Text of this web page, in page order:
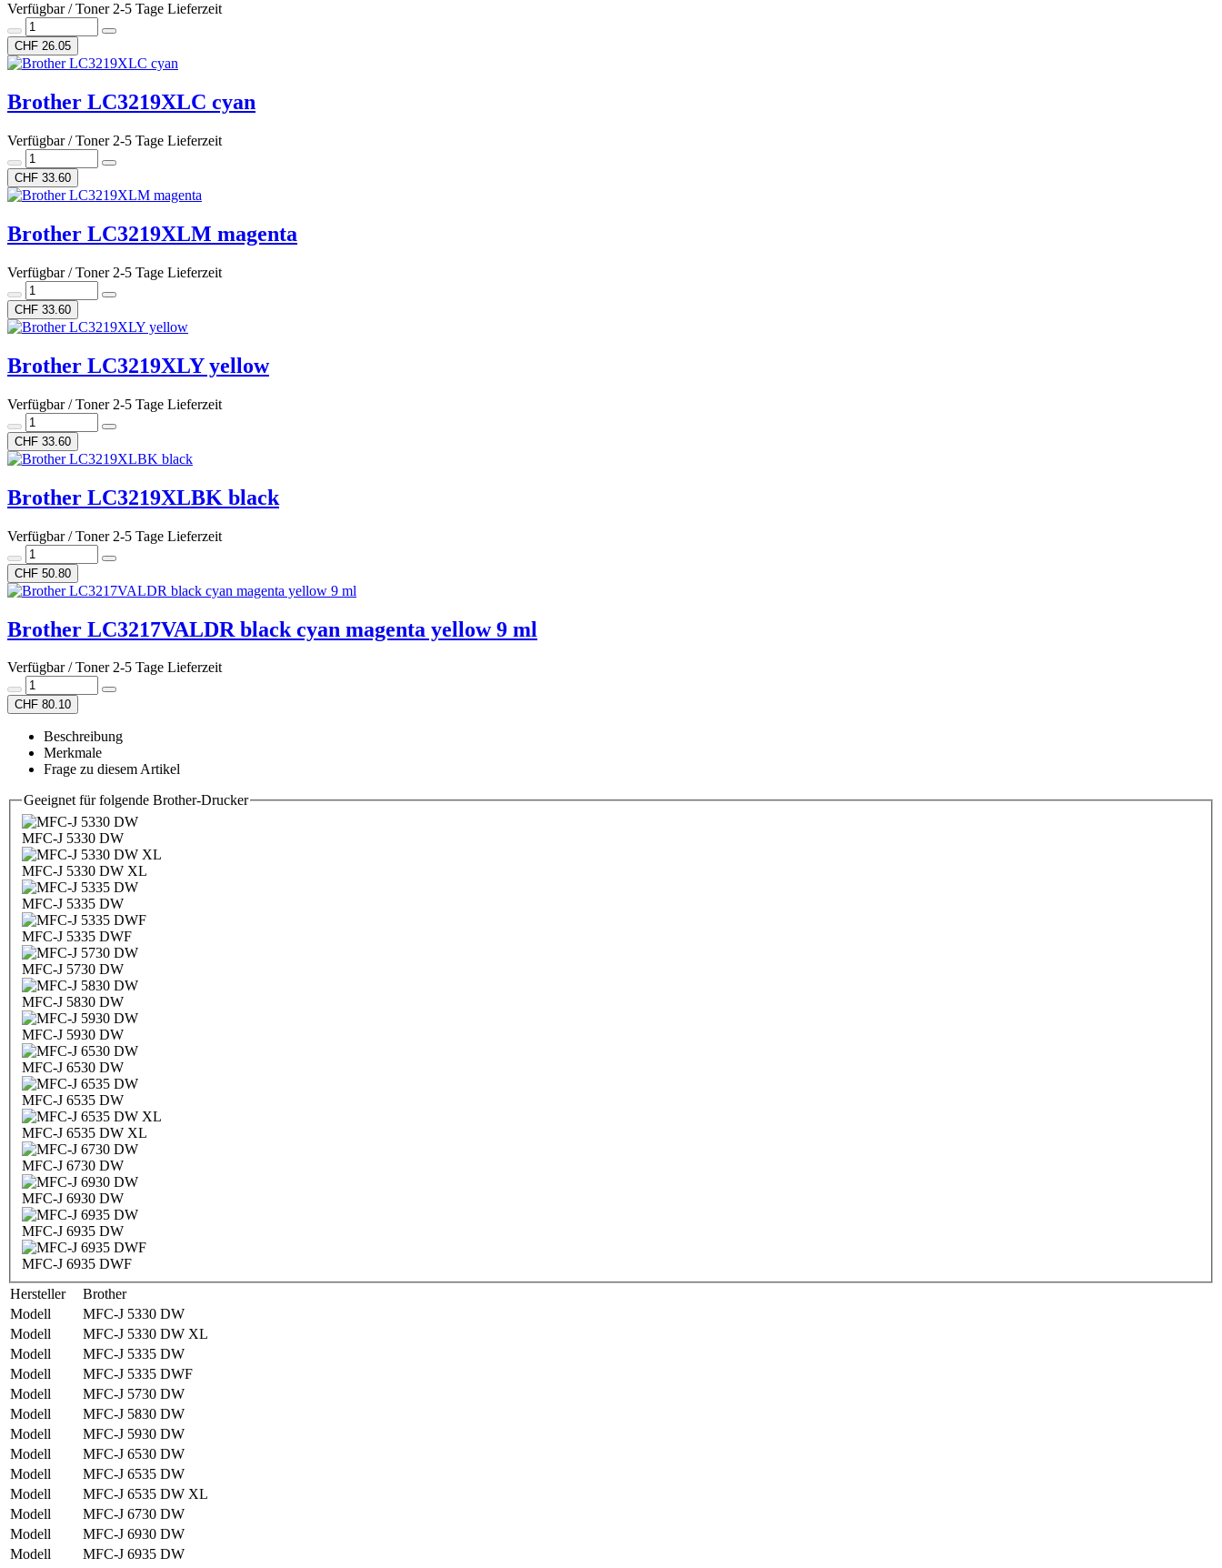
Verfügbar / Toner 2-5 Tage Lieferzeit
CHF 26.05
Brother LC3219XLC cyan
Verfügbar / Toner 2-5 Tage Lieferzeit
CHF 33.60
Brother LC3219XLM magenta
Verfügbar / Toner 2-5 Tage Lieferzeit
CHF 33.60
Brother LC3219XLY yellow
Verfügbar / Toner 2-5 Tage Lieferzeit
CHF 33.60
Brother LC3219XLBK black
Verfügbar / Toner 2-5 Tage Lieferzeit
CHF 50.80
Brother LC3217VALDR black cyan magenta yellow 9 ml
Verfügbar / Toner 2-5 Tage Lieferzeit
CHF 80.10
Beschreibung
Merkmale
Frage zu diesem Artikel
Geeignet für folgende Brother-Drucker
MFC-J 5330 DW
MFC-J 5330 DW XL
MFC-J 5335 DW
MFC-J 5335 DWF
MFC-J 5730 DW
MFC-J 5830 DW
MFC-J 5930 DW
MFC-J 6530 DW
MFC-J 6535 DW
MFC-J 6535 DW XL
MFC-J 6730 DW
MFC-J 6930 DW
MFC-J 6935 DW
MFC-J 6935 DWF
Hersteller
Brother
Modell
MFC-J 5330 DW
Modell
MFC-J 5330 DW XL
Modell
MFC-J 5335 DW
Modell
MFC-J 5335 DWF
Modell
MFC-J 5730 DW
Modell
MFC-J 5830 DW
Modell
MFC-J 5930 DW
Modell
MFC-J 6530 DW
Modell
MFC-J 6535 DW
Modell
MFC-J 6535 DW XL
Modell
MFC-J 6730 DW
Modell
MFC-J 6930 DW
Modell
MFC-J 6935 DW